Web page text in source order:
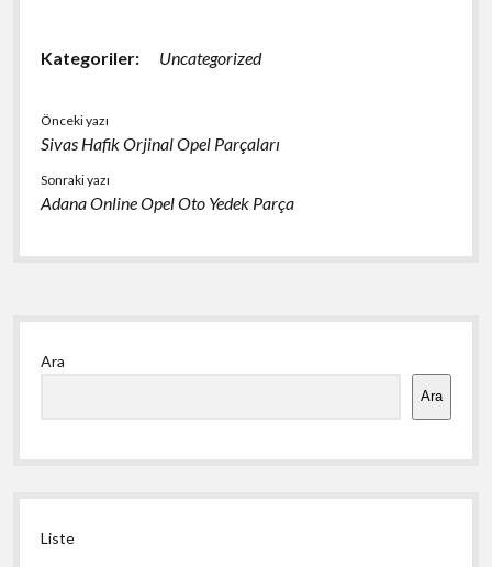
Kategoriler: Uncategorized
Önceki yazı
Sivas Hafik Orjinal Opel Parçaları
Sonraki yazı
Adana Online Opel Oto Yedek Parça
Yan
Menü
Ara
Ara
Liste